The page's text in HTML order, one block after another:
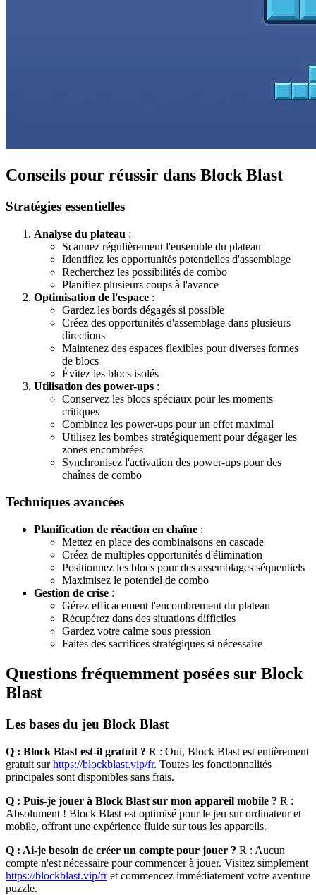
Conseils pour réussir dans Block Blast
Stratégies essentielles
Analyse du plateau :
Scannez régulièrement l'ensemble du plateau
Identifiez les opportunités potentielles d'assemblage
Recherchez les possibilités de combo
Planifiez plusieurs coups à l'avance
Optimisation de l'espace :
Gardez les bords dégagés si possible
Créez des opportunités d'assemblage dans plusieurs
directions
Maintenez des espaces flexibles pour diverses formes
de blocs
Évitez les blocs isolés
Utilisation des power-ups :
Conservez les blocs spéciaux pour les moments
critiques
Combinez les power-ups pour un effet maximal
Utilisez les bombes stratégiquement pour dégager les
zones encombrées
Synchronisez l'activation des power-ups pour des
chaînes de combo
Techniques avancées
Planification de réaction en chaîne :
Mettez en place des combinaisons en cascade
Créez de multiples opportunités d'élimination
Positionnez les blocs pour des assemblages séquentiels
Maximisez le potentiel de combo
Gestion de crise :
Gérez efficacement l'encombrement du plateau
Récupérez dans des situations difficiles
Gardez votre calme sous pression
Faites des sacrifices stratégiques si nécessaire
Questions fréquemment posées sur Block
Blast
Les bases du jeu Block Blast
Q : Block Blast est-il gratuit ? R : Oui, Block Blast est entièrement
gratuit surhttps://blockblast.vip/fr. Toutes les fonctionnalités
principales sont disponibles sans frais.
Q : Puis-je jouer à Block Blast sur mon appareil mobile ? R :
Absolument ! Block Blast est optimisé pour le jeu sur ordinateur et
mobile, offrant une expérience fluide sur tous les appareils.
Q : Ai-je besoin de créer un compte pour jouer ? R : Aucun
compte n'est nécessaire pour commencer à jouer. Visitez simplement
https://blockblast.vip/fret commencez immédiatement votre aventure
puzzle.